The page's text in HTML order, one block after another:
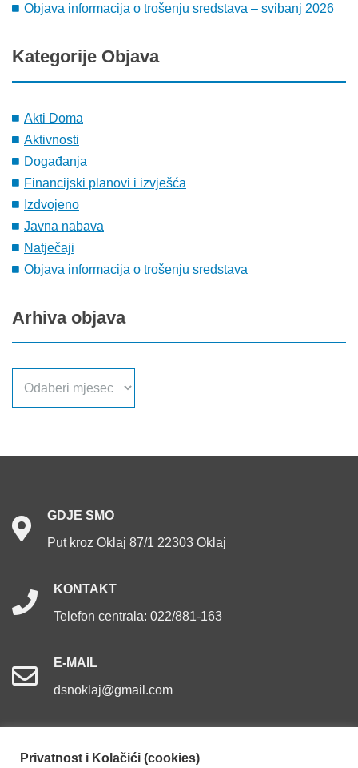
Objava informacija o trošenju sredstava – svibanj 2026
Kategorije Objava
Akti Doma
Aktivnosti
Događanja
Financijski planovi i izvješća
Izdvojeno
Javna nabava
Natječaji
Objava informacija o trošenju sredstava
Arhiva objava
GDJE SMO
Put kroz Oklaj 87/1 22303 Oklaj
KONTAKT
Telefon centrala: 022/881-163
E-MAIL
dsnoklaj@gmail.com
Privatnost i Kolačići (cookies)